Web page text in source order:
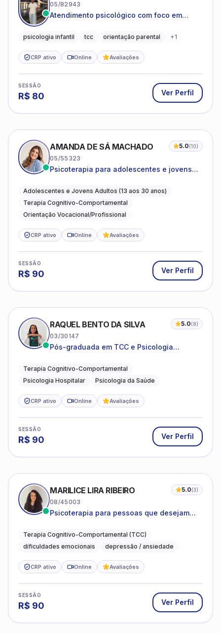
05/82943
Atendimento psicológico com foco em
promovendo equilíbrio emocional e
psicologia infantil tcc orientação parental +1
CRP ativo Online Avaliações
SESSÃO
R$ 80 Ver Perfil
AMANDA DE SÁ MACHADO 5.0(10)
05/55323
Psicoterapia para adolescentes e jovens
autoestima, relações e orientação
profissional
Adolescentes e Jovens Adultos (13 aos 30 anos)
Terapia Cognitivo-Comportamental
Orientação Vocacional/Profissional
CRP ativo Online Avaliações
SESSÃO
R$ 90 Ver Perfil
RAQUEL BENTO DA SILVA 5.0(8)
03/30147
Pós-graduada em TCC e Psicologia
Terapia Cognitivo-Comportamental
Psicologia Hospitalar
Psicologia da Saúde
CRP ativo Online Avaliações
SESSÃO
R$ 90 Ver Perfil
MARILICE LIRA RIBEIRO 5.0(3)
08/45003
Psicoterapia para pessoas que desejam
dificuldades do dia a dia
Terapia Cognitivo-Comportamental (TCC)
dificuldades emocionais
depressão / ansiedade
CRP ativo Online Avaliações
SESSÃO
R$ 90 Ver Perfil